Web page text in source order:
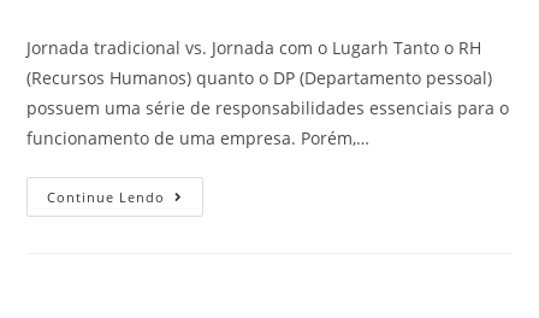
Jornada tradicional vs. Jornada com o Lugarh Tanto o RH
(Recursos Humanos) quanto o DP (Departamento pessoal)
possuem uma série de responsabilidades essenciais para o
funcionamento de uma empresa. Porém,…
Continue Lendo